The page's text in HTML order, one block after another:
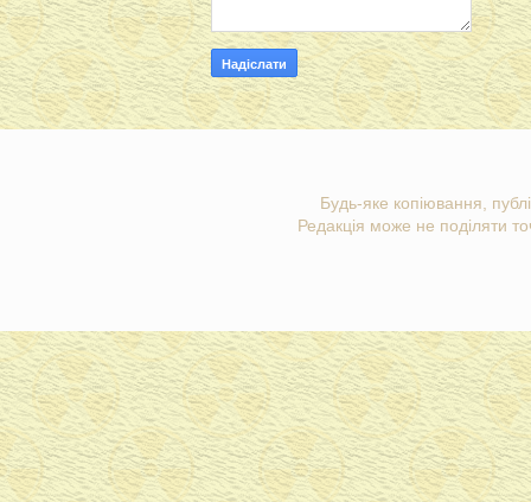
Будь-яке копіювання,
Редакція може не поділяти